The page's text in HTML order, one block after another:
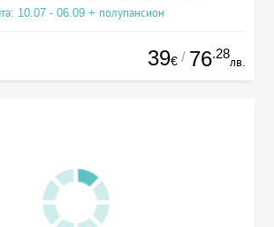
10.07 - 06.09 + полупансион
39€ / 76.28
лв.